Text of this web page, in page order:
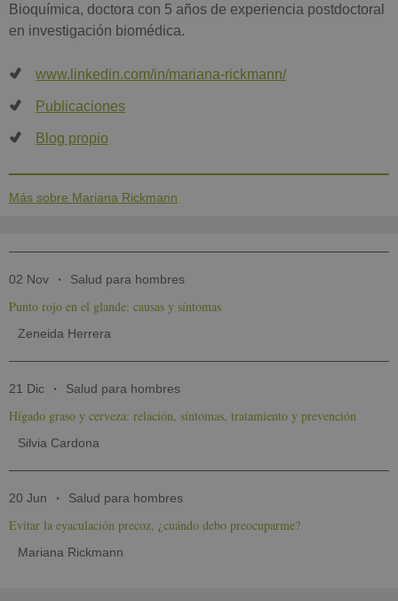
Bioquímica, doctora con 5 años de experiencia postdoctoral
en investigación biomédica.
www.linkedin.com/in/mariana-rickmann/
Publicaciones
Blog propio
Más sobre Mariana Rickmann
02 Nov Salud para hombres
Punto rojo en el glande: causas y síntomas
Zeneida Herrera
21 Dic Salud para hombres
Hígado graso y cerveza: relación, síntomas, tratamiento y prevención
Silvia Cardona
20 Jun Salud para hombres
Evitar la eyaculación precoz, ¿cuándo debo preocuparme?
Mariana Rickmann